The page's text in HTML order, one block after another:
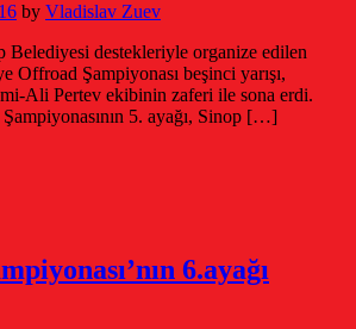
by Vladislav Zuev
Belediyesi destekleriyle organize edilen
Şampiyonası beşinci yarışı,
Ali Pertev ekibinin zaferi ile sona erdi.
5. ayağı, Sinop […]
6.ayağı